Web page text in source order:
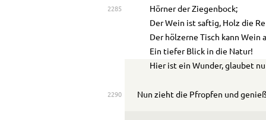
2285
Hörner der Ziegenbock;
Der Wein ist saftig, Holz die
Der hölzerne Tisch kann Wein
Ein tiefer Blick in die Natur!
Hier ist ein Wunder, glaubet
2290 Nun zieht die Pfropfen und